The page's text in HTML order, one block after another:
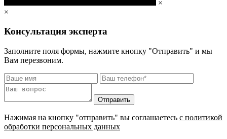
×
×
Консультация эксперта
Заполните поля формы, нажмите кнопку "Отправить" и мы
Вам перезвоним.
Нажимая на кнопку "отправить" вы соглашаетесь с политикой
обработки персональных данных